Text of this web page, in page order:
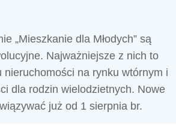
„Mieszkanie dla Młodych” są
Najważniejsze z nich to
nieruchomości na rynku wtórnym i
dla rodzin wielodzietnych. Nowe
już od 1 sierpnia br.